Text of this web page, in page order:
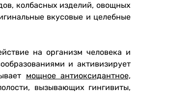
колбасных изделий, овощных
вкусовые и целебные
на организм человека и
и активизирует
мощное антиоксидантное,
вызывающих гингивиты,